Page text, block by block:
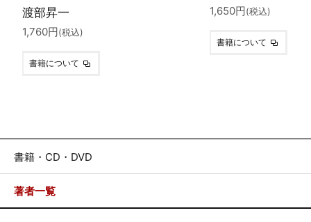
渡部昇一
1,760円(税込)
書籍について
1,650円(税込)
書籍について
書籍・CD・DVD
著者一覧